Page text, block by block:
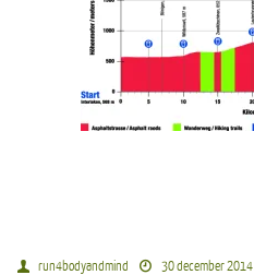
run4bodyandmind
30 december 2014